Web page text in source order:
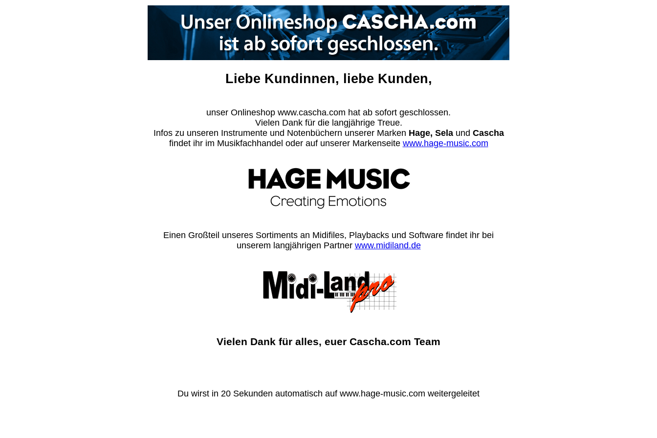
Liebe Kundinnen, liebe Kunden,
unser Onlineshop www.cascha.com hat ab sofort geschlossen.
Vielen Dank für die langjährige Treue.
Infos zu unseren Instrumente und Notenbüchern unserer Marken Hage, Selaund Cascha
findet ihr im Musikfachhandel oder auf unserer Markenseite www.hage-music.com
Einen Großteil unseres Sortiments an Midifiles, Playbacks und Software findet ihr bei
unserem langjährigen Partner www.midiland.de
Vielen Dank für alles, euer Cascha.com Team
Du wirst in 20 Sekunden automatisch auf www.hage-music.com weitergeleitet